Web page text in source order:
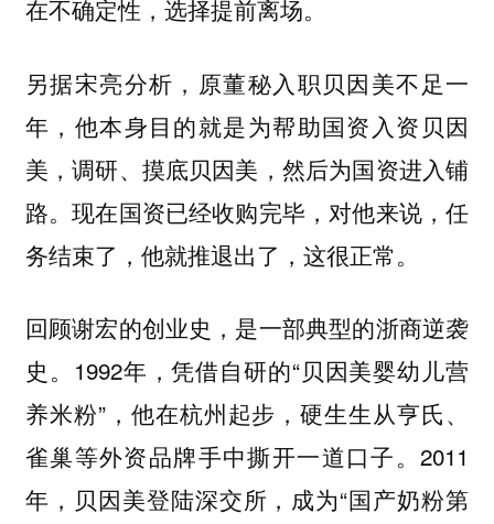
在不确定性，选择提前离场。
另据宋亮分析，原董秘入职贝因美不足一
年，他本身目的就是为帮助国资入资贝因
美，调研、摸底贝因美，然后为国资进入铺
路。现在国资已经收购完毕，对他来说，任
务结束了，他就推退出了，这很正常。
回顾谢宏的创业史，是一部典型的浙商逆袭
史。 1992年，凭借自研的“贝因美婴幼儿营
养米粉”，他在杭州起步，硬生生从亨氏、
雀巢等外资品牌手中撕开一道口子。2011
年，贝因美登陆深交所，成为“国产奶粉第